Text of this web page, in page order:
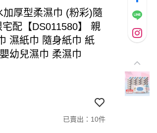
厚型柔濕巾 (粉彩)隨
配【DS011580】 親
濕紙巾 隨身紙巾 紙
幼兒濕巾 柔濕巾
已賣出：10件